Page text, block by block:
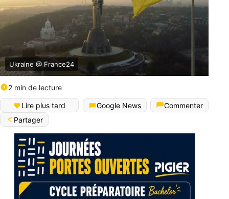
Ukraine @ France24
2 min de lecture
Lire plus tard Google News
Commenter
Partager